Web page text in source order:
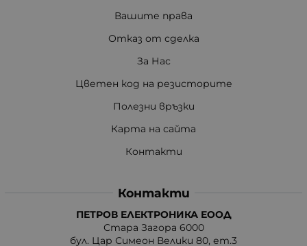
Вашите права
Отказ от сделка
За Нас
Цветен код на резисторите
Полезни връзки
Карта на сайта
Контакти
Контакти
ПЕТРОВ ЕЛЕКТРОНИКА ЕООД
Стара Загора 6000
бул. Цар Симеон Велики 80, ет.3